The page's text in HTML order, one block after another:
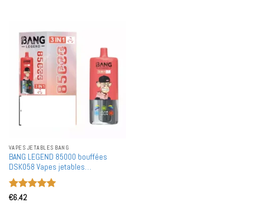
VAPES JETABLES BANG
BANG LEGEND 85000 bouffées
DSK058 Vapes jetables
rechargeables 3-en-1 Achat en gros
vente en gros
Note
€6.42